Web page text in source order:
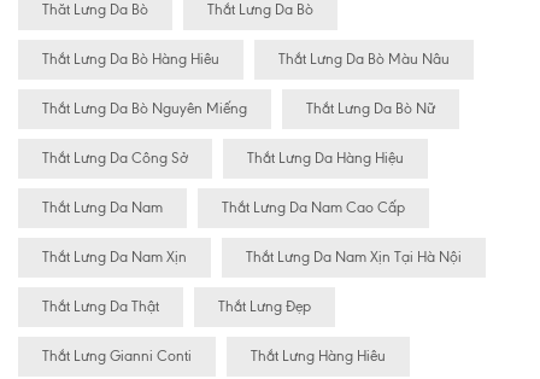
Thăt Lưng Da Bò Thắt Lưng Da Bò
Thắt Lưng Da Bò Hàng Hiêu Thắt Lưng Da Bò Màu Nâu
Thắt Lưng Da Bò Nguyên Miếng Thắt Lưng Da Bò Nữ
Thắt Lưng Da Công Sở Thắt Lưng Da Hàng Hiệu
Thắt Lưng Da Nam Thắt Lưng Da Nam Cao Cấp
Thắt Lưng Da Nam Xịn Thắt Lưng Da Nam Xịn Tại Hà Nội
Thắt Lưng Da Thật Thắt Lưng Đẹp
Thắt Lưng Gianni Conti Thắt Lưng Hàng Hiêu